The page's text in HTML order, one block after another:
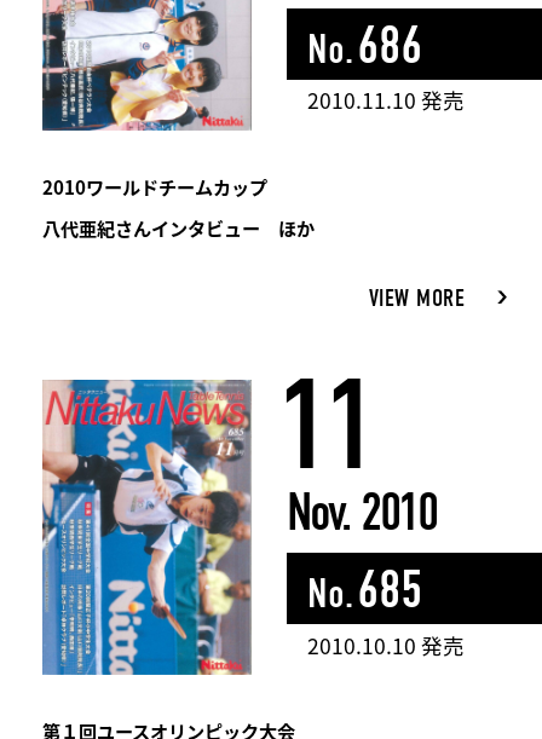
No.686
2010.11.10 発売
2010ワールドチームカップ
八代亜紀さんインタビュー ほか
VIEW MORE
11
Nov. 2010
No.685
2010.10.10 発売
第１回ユースオリンピック大会